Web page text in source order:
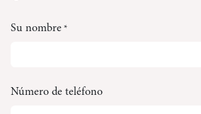
Su nombre *
Número de teléfono